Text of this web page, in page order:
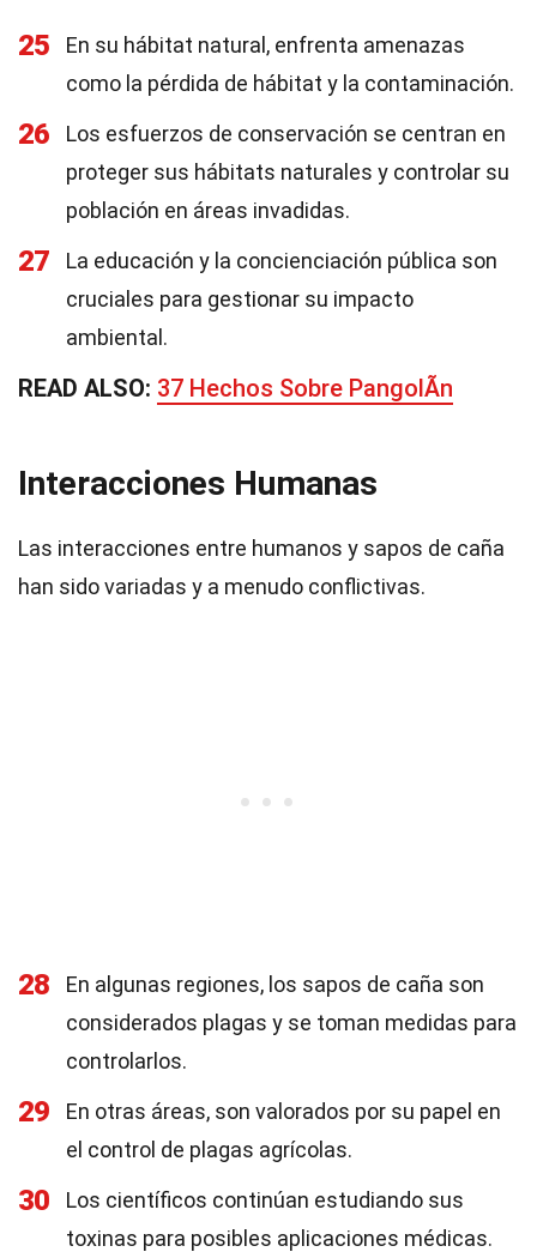
25
En su hábitat natural, enfrenta amenazas
como la pérdida de hábitat y la contaminación.
26
Los esfuerzos de conservación se centran en
proteger sus hábitats naturales y controlar su
población en áreas invadidas.
27
La educación y la concienciación pública son
cruciales para gestionar su impacto
ambiental.
READ ALSO: 37 Hechos Sobre PangolÃ­n
Interacciones Humanas
Las interacciones entre humanos y sapos de caña
han sido variadas y a menudo conflictivas.
28
En algunas regiones, los sapos de caña son
considerados plagas y se toman medidas para
controlarlos.
29
En otras áreas, son valorados por su papel en
el control de plagas agrícolas.
30
Los científicos continúan estudiando sus
toxinas para posibles aplicaciones médicas.